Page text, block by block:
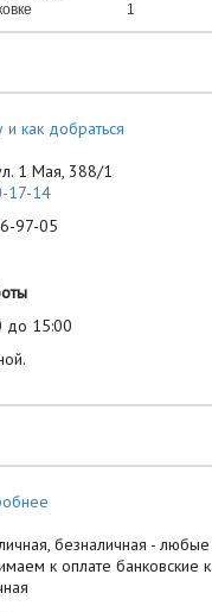
1
и как добраться
1 Мая, 388/1
17-14
05
до 15:00
безналичная -
к оплате банковские